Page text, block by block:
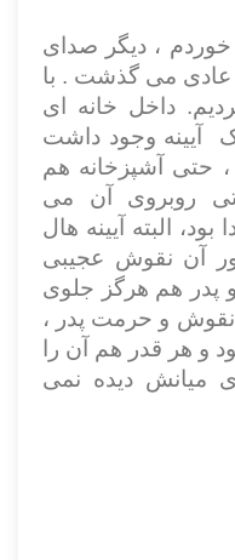
، دیگر صدای
عادی می گذشت . با
داخل خانه ای
آیینه وجود داشت
حتی آشپزخانه هم
روبروی آن می
البته آیینه هال
آن نقوش عجیبی
پدر هم هرگز جلوی
نقوش و حرمت پدر ،
و هر قدر هم آن را
میانش دیده نمی